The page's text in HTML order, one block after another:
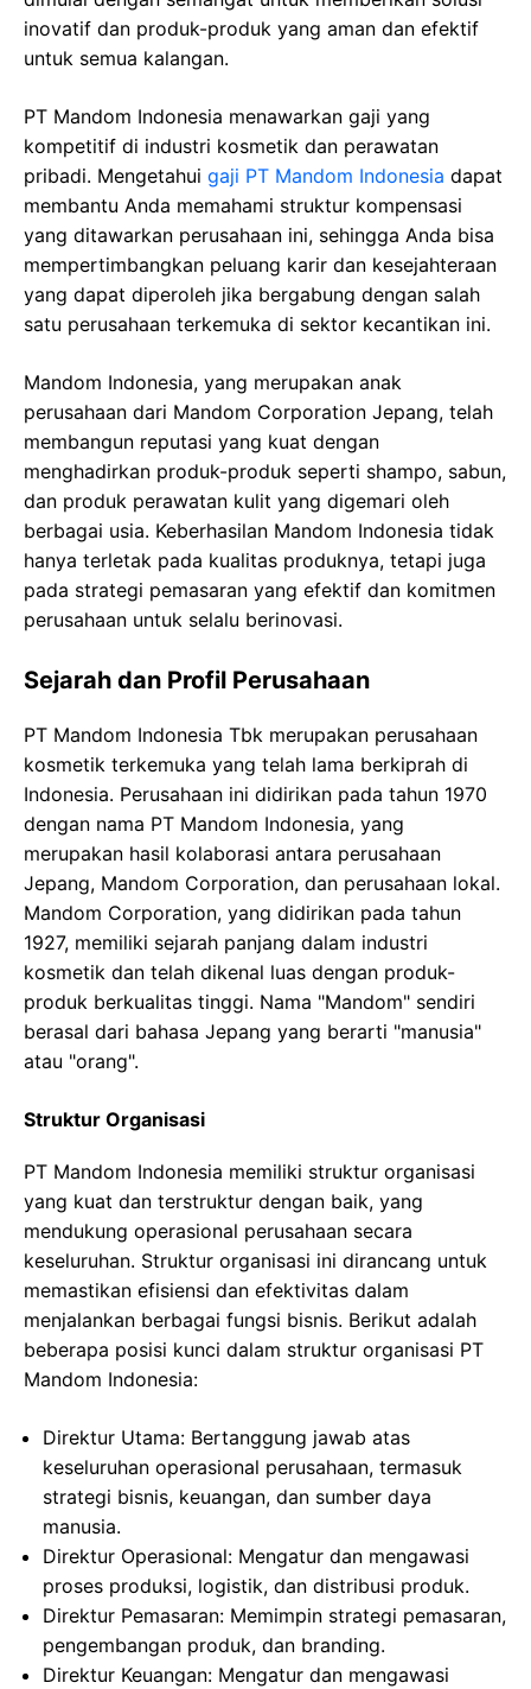
inovatif dan produk-produk yang aman dan efektif
untuk semua kalangan.
PT Mandom Indonesia menawarkan gaji yang
kompetitif di industri kosmetik dan perawatan
pribadi. Mengetahui gaji PT Mandom Indonesia dapat
membantu Anda memahami struktur kompensasi
yang ditawarkan perusahaan ini, sehingga Anda bisa
mempertimbangkan peluang karir dan kesejahteraan
yang dapat diperoleh jika bergabung dengan salah
satu perusahaan terkemuka di sektor kecantikan ini.
Mandom Indonesia, yang merupakan anak
perusahaan dari Mandom Corporation Jepang, telah
membangun reputasi yang kuat dengan
menghadirkan produk-produk seperti shampo, sabun,
dan produk perawatan kulit yang digemari oleh
berbagai usia. Keberhasilan Mandom Indonesia tidak
hanya terletak pada kualitas produknya, tetapi juga
pada strategi pemasaran yang efektif dan komitmen
perusahaan untuk selalu berinovasi.
Sejarah dan Profil Perusahaan
PT Mandom Indonesia Tbk merupakan perusahaan
kosmetik terkemuka yang telah lama berkiprah di
Indonesia. Perusahaan ini didirikan pada tahun 1970
dengan nama PT Mandom Indonesia, yang
merupakan hasil kolaborasi antara perusahaan
Jepang, Mandom Corporation, dan perusahaan lokal.
Mandom Corporation, yang didirikan pada tahun
1927, memiliki sejarah panjang dalam industri
kosmetik dan telah dikenal luas dengan produk-
produk berkualitas tinggi. Nama "Mandom" sendiri
berasal dari bahasa Jepang yang berarti "manusia"
atau "orang".
Struktur Organisasi
PT Mandom Indonesia memiliki struktur organisasi
yang kuat dan terstruktur dengan baik, yang
mendukung operasional perusahaan secara
keseluruhan. Struktur organisasi ini dirancang untuk
memastikan efisiensi dan efektivitas dalam
menjalankan berbagai fungsi bisnis. Berikut adalah
beberapa posisi kunci dalam struktur organisasi PT
Mandom Indonesia:
Direktur Utama: Bertanggung jawab atas
keseluruhan operasional perusahaan, termasuk
strategi bisnis, keuangan, dan sumber daya
manusia.
Direktur Operasional: Mengatur dan mengawasi
proses produksi, logistik, dan distribusi produk.
Direktur Pemasaran: Memimpin strategi pemasaran,
pengembangan produk, dan branding.
Direktur Keuangan: Mengatur dan mengawasi